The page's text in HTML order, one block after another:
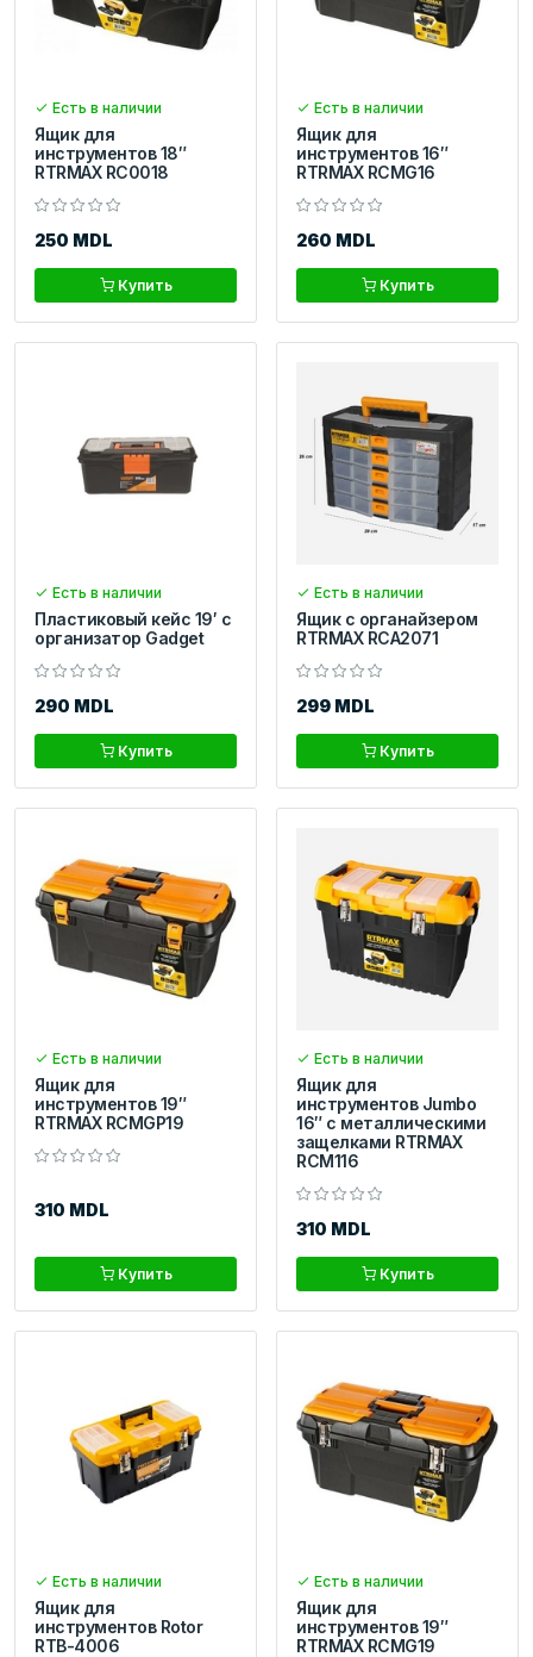
Есть в наличии
Ящик для
инструментов 18″
RTRMAX RC0018
250 MDL
Купить
Есть в наличии
Ящик для
инструментов 16″
RTRMAX RCMG16
260 MDL
Купить
Есть в наличии
Пластиковый кейс 19′ с
организатор Gadget
290 MDL
Купить
Есть в наличии
Ящик с органайзером
RTRMAX RCA2071
299 MDL
Купить
Есть в наличии
Ящик для
инструментов 19″
RTRMAX RCMGP19
310 MDL
Купить
Есть в наличии
Ящик для
инструментов Jumbo
16″ с металлическими
защелками RTRMAX
RCM116
310 MDL
Купить
Есть в наличии
Ящик для
инструментов Rotor
RTB-4006
Есть в наличии
Ящик для
инструментов 19″
RTRMAX RCMG19